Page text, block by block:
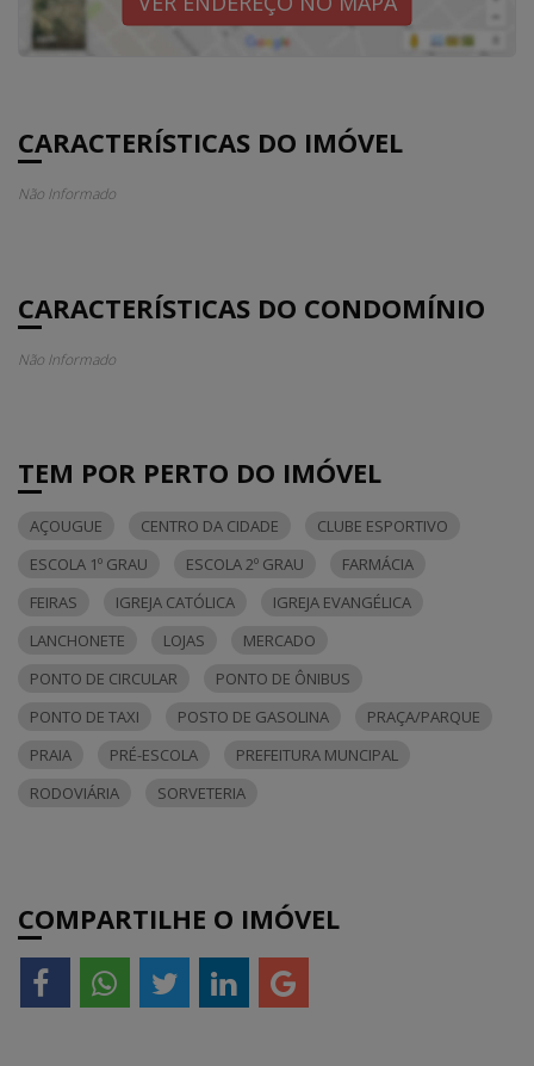
CARACTERÍSTICAS DO IMÓVEL
Não Informado
CARACTERÍSTICAS DO CONDOMÍNIO
Não Informado
TEM POR PERTO DO IMÓVEL
AÇOUGUE CENTRO DA CIDADE
CLUBE ESPORTIVO
ESCOLA 1º GRAU
ESCOLA 2º GRAU
FARMÁCIA
FEIRAS
IGREJA CATÓLICA
IGREJA EVANGÉLICA
LANCHONETE
LOJAS
MERCADO
PONTO DE CIRCULAR
PONTO DE ÔNIBUS
PONTO DE TAXI
POSTO DE GASOLINA
PRAÇA/PARQUE
PRAIA
PRÉ-ESCOLA
PREFEITURA MUNCIPAL
RODOVIÁRIA
SORVETERIA
COMPARTILHE O IMÓVEL